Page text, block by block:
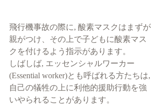
飛行機事故の際に, 酸素マスクはまずが
親がつけ、その上で子どもに酸素マス
クを付けるよう指示があります。
しばしば, エッセンシャルワーカー
(Essential worker)とも呼ばれる方たちは,
自己の犠牲の上に利他的援助行動を強
いやられることがあります。